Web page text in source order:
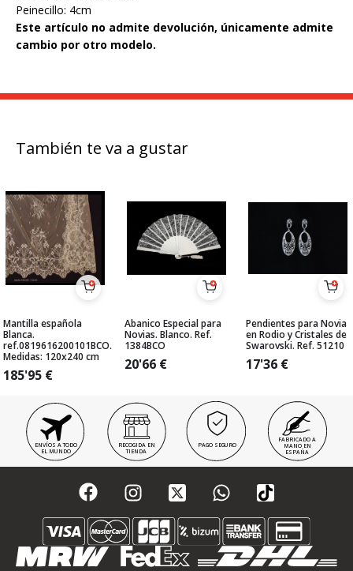
Peinecillo: 4cm
Este artículo no admite devolución, únicamente admite
cambio por otro modelo.
También te va a gustar
Mantilla española
Blanca.
ref.0819616200101BCO.
Medidas: 120x240 cm
185'95 €
Abanico Especial para
Novias. Blanco. Ref.
1384BCO
20'66 €
Pendientes para Novia
en Rodio y Cristales de
Swarovski. Ref. 51210
17'36 €
ENVÍOS A TODO
EL MUNDO
RECOGIDA EN
TIENDA
PAGO SEGURO
FABRICADO A
MANO EN
ESPAÑA